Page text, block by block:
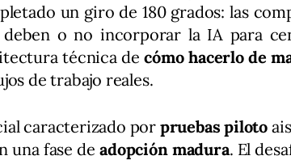
un giro de 180 grados: las
o no incorporar la IA para
técnica decómo hacerlo de
de trabajo reales.
caracterizado por pruebas piloto
una fase deadopción madura. El